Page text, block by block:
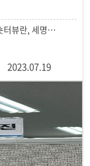
2023.07.19